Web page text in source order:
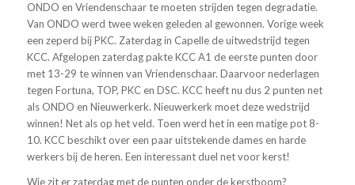
ONDO en Vriendenschaar te moeten strijden tegen degradatie.
Van ONDO werd twee weken geleden al gewonnen. Vorige week
een zeperd bij PKC. Zaterdag in Capelle de uitwedstrijd tegen
KCC. Afgelopen zaterdag pakte KCC A1 de eerste punten door
met 13-29 te winnen van Vriendenschaar. Daarvoor nederlagen
tegen Fortuna, TOP, PKC en DSC. KCC heeft nu dus 2 punten net
als ONDO en Nieuwerkerk. Nieuwerkerk moet deze wedstrijd
winnen! Net als op het veld. Toen werd het in een matige pot 8-
10. KCC beschikt over een paar uitstekende dames en harde
werkers bij de heren. Een interessant duel net voor kerst!
Wie zit er zaterdag met de punten onder de kerstboom?